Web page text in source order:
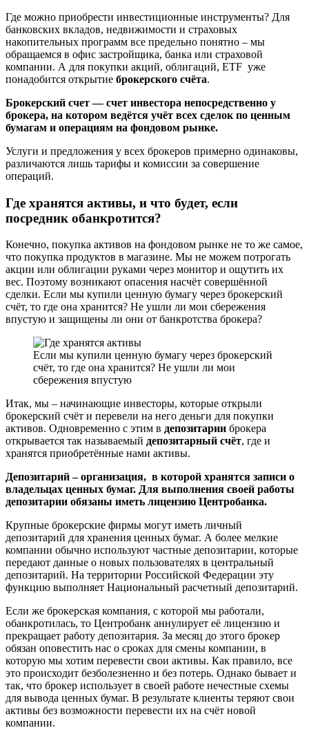
Где можно приобрести инвестиционные инструменты? Для
банковских вкладов, недвижимости и страховых
накопительных программ все предельно понятно – мы
обращаемся в офис застройщика, банка или страховой
компании. А для покупки акций, облигаций, ETF уже
понадобится открытие брокерского счёта.
Брокерский счет — счет инвестора непосредственно у
брокера, на котором ведётся учёт всех сделок по ценным
бумагам и операциям на фондовом рынке.
Услуги и предложения у всех брокеров примерно одинаковы,
различаются лишь тарифы и комиссии за совершение
операций.
Где хранятся активы, и что будет, если
посредник обанкротится?
Конечно, покупка активов на фондовом рынке не то же самое,
что покупка продуктов в магазине. Мы не можем потрогать
акции или облигации руками через монитор и ощутить их
вес. Поэтому возникают опасения насчёт совершённой
сделки. Если мы купили ценную бумагу через брокерский
счёт, то где она хранится? Не ушли ли мои сбережения
впустую и защищены ли они от банкротства брокера?
Если мы купили ценную бумагу через брокерский
счёт, то где она хранится? Не ушли ли мои
сбережения впустую
Итак, мы – начинающие инвесторы, которые открыли
брокерский счёт и перевели на него деньги для покупки
активов. Одновременно с этим в депозитарии брокера
открывается так называемый депозитарный счёт, где и
хранятся приобретённые нами активы.
Депозитарий – организация, в которой хранятся записи о
владельцах ценных бумаг. Для выполнения своей работы
депозитарии обязаны иметь лицензию Центробанка.
Крупные брокерские фирмы могут иметь личный
депозитарий для хранения ценных бумаг. А более мелкие
компании обычно используют частные депозитарии, которые
передают данные о новых пользователях в центральный
депозитарий. На территории Российской Федерации эту
функцию выполняет Национальный расчетный депозитарий.
Если же брокерская компания, с которой мы работали,
обанкротилась, то Центробанк аннулирует её лицензию и
прекращает работу депозитария. За месяц до этого брокер
обязан оповестить нас о сроках для смены компании, в
которую мы хотим перевести свои активы. Как правило, все
это происходит безболезненно и без потерь. Однако бывает и
так, что брокер использует в своей работе нечестные схемы
для вывода ценных бумаг. В результате клиенты теряют свои
активы без возможности перевести их на счёт новой
компании.